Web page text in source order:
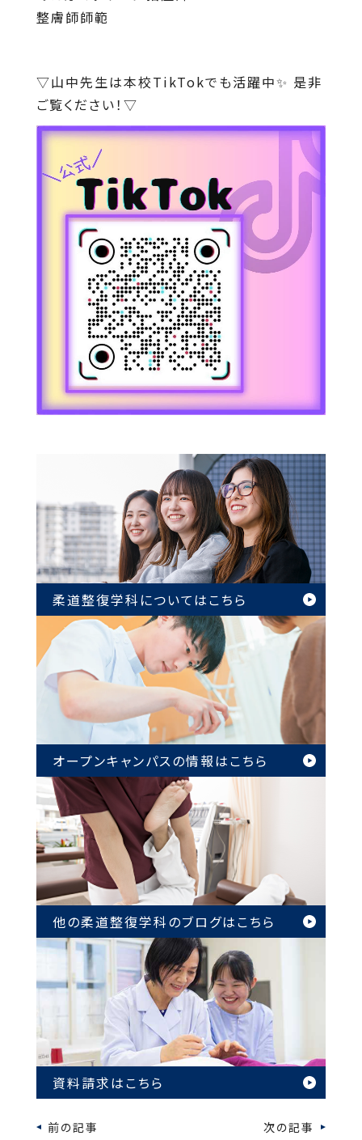
整膚師師範
▽山中先生は本校TikTokでも活躍中✨ 是非
ご覧ください！▽
柔道整復学科についてはこちら
オープンキャンパスの情報はこちら
他の柔道整復学科のブログはこちら
資料請求はこちら
前の記事 次の記事